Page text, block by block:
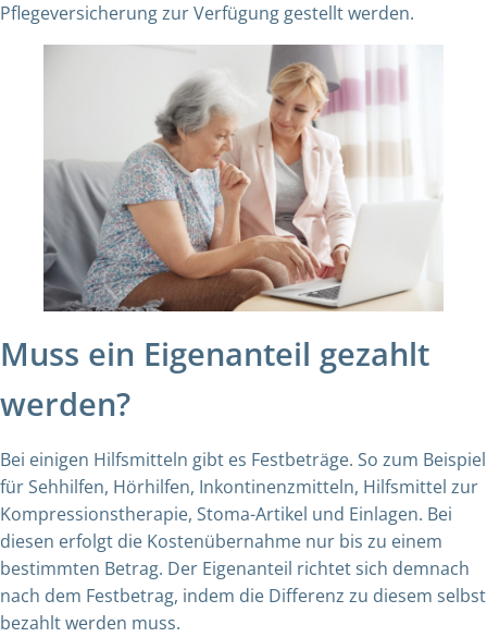
Pflegeversicherung zur Verfügung gestellt werden.
Muss ein Eigenanteil gezahlt
werden?
Bei einigen Hilfsmitteln gibt es Festbeträge. So zum Beispiel
für Sehhilfen, Hörhilfen, Inkontinenzmitteln, Hilfsmittel zur
Kompressionstherapie, Stoma-Artikel und Einlagen. Bei
diesen erfolgt die Kostenübernahme nur bis zu einem
bestimmten Betrag. Der Eigenanteil richtet sich demnach
nach dem Festbetrag, indem die Differenz zu diesem selbst
bezahlt werden muss.